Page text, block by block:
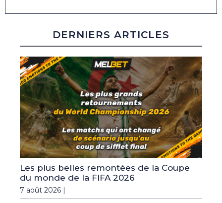
DERNIERS ARTICLES
Les plus belles remontées de la Coupe
du monde de la FIFA 2026
7 août 2026 |